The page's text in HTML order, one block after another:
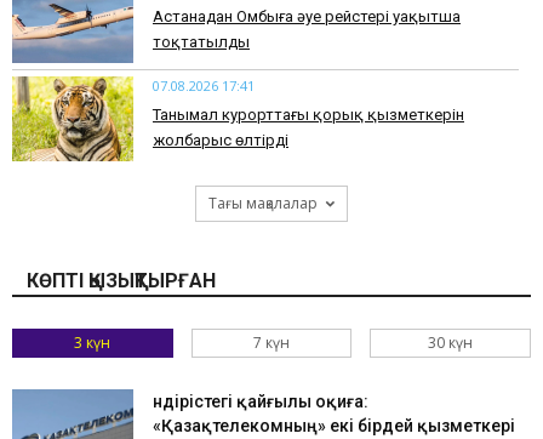
Астанадан Омбыға әуе рейстері уақытша
тоқтатылды
07.08.2026 17:41
​Танымал курорттағы қорық қызметкерін
жолбарыс өлтірді
Тағы мақалалар
КӨПТІ ҚЫЗЫҚТЫРҒАН
3 күн 7 күн 30 күн
Өндірістегі қайғылы оқиға:
«Қазақтелекомның» екі бірдей қызметкері